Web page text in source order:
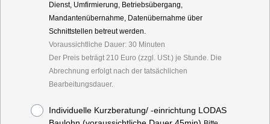
Dienst, Umfirmierung, Betriebsübergang,
Mandantenübernahme, Datenübernahme über
Schnittstellen betreut werden.
Voraussichtliche Dauer: 30 Minuten
Der Preis beträgt 210 Euro (zzgl. USt.) je Stunde. Die
Abrechnung erfolgt nach der tatsächlichen
Bearbeitungsdauer.
Individuelle Kurzberatung/ -einrichtung LODAS